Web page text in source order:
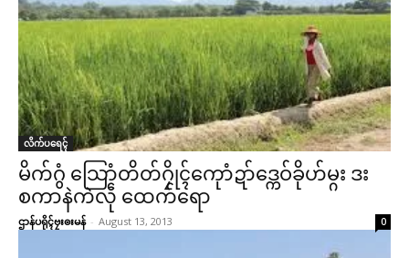
လိက်ပရေၚ်
မိက်ဂွံ သြောံတိတ်ဂၠိုၚ်ကေုာံဍာ်ဒ္ကေဝ်ခိုဟ်မ္ဂး ဒး
စကာနဲကဲလဵု ထေက်ရော
ဌာန်ပရိုၚ်ဗၠးၜးမန် - August 13, 2013 0